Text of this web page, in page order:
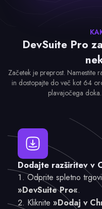
DevSuite Pro
Začetek je preprost. Namestite
in dostopajte do več kot 64
plavajočega
Dodajte razširitev v
Odprite spletno
»DevSuite Pro«.
Kliknite »Dodaj v